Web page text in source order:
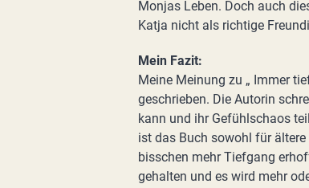
Monjas Leben. Doch auch
Katja nicht als richtige
Mein Fazit:
Meine Meinung zu „ Immer
geschrieben. Die Autorin
kann und ihr Gefühlschaos
ist das Buch sowohl für
bisschen mehr Tiefgang
gehalten und es wird mehr